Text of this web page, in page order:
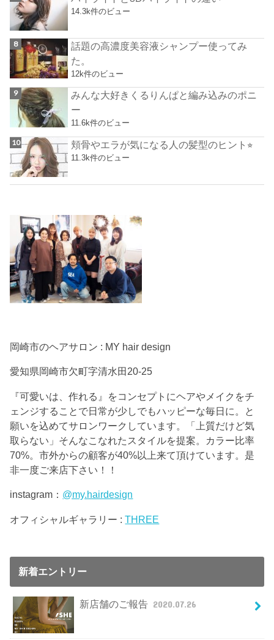
14.3k件のビュー
話題の高濃度美容液シャンプー使ってみ
た。
12k件のビュー
みんな大好きくるりんぱと編み込みのポニ
ー
11.6k件のビュー
頬骨やエラが気になる人の髪型のヒント⭐︎
11.3k件のビュー
岡崎市のヘアサロン : MY hair design
愛知県岡崎市欠町字清水田20-25
『可愛いは、作れる』をコンセプトにヘアやメイクをチ
ェンジすることで日常が少しでもハッピーな毎日に。と
願いを込めてサロンワークしています。「上質だけど気
取らない」そんなこなれたスタイルを提案。カラー比率
70%。市外からの顧客が40%以上来て頂けています。是
非一度ご来店下さい！！
instagram： @my.hairdesign
オフィシャルギャラリー :THREE
新着エントリー
新店舗のご報告 2020.07.26